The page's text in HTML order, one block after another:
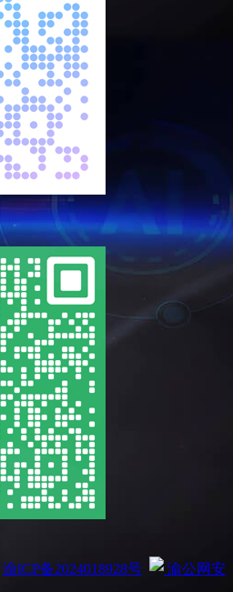
渝ICP备2024018928号
渝公网安